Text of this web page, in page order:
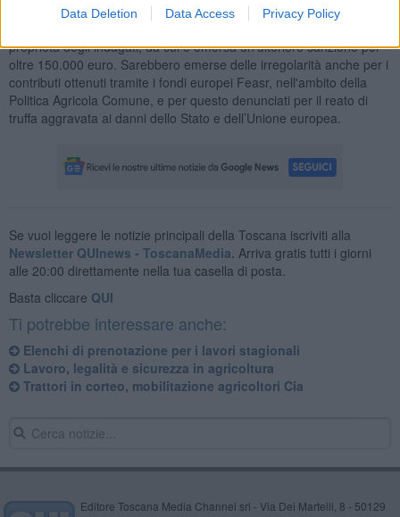
Data Deletion Data Access Privacy Policy
Ricostruito anche l’ammontare degli affitti in nero che sarebbero
proprietà degli indagati, da cui è emersa un’ulteriore sanzione per
oltre 150.000 euro. Sarebbero emerse delle irregolarità anche per i
contributi ottenuti tramite i fondi europei Feasr, nell'ambito della
Politica Agricola Comune, e per questo denunciati per il reato di
truffa aggravata ai danni dello Stato e dell’Unione europea.
Se vuoi leggere le notizie principali della Toscana iscriviti alla
Newsletter QUInews - ToscanaMedia. Arriva gratis tutti i giorni
alle 20:00 direttamente nella tua casella di posta.
Basta cliccare QUI
Ti potrebbe interessare anche:
Elenchi di prenotazione per i lavori stagionali
Lavoro, legalità e sicurezza in agricoltura
Trattori in corteo, mobilitazione agricoltori Cia
Editore Toscana Media Channel srl - Via Dei Martelli, 8 - 50129